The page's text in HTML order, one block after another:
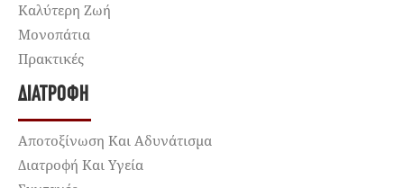
Καλύτερη Ζωή
Μονοπάτια
Πρακτικές
ΔΙΑΤΡΟΦΉ
Αποτοξίνωση Και Αδυνάτισμα
Διατροφή Και Υγεία